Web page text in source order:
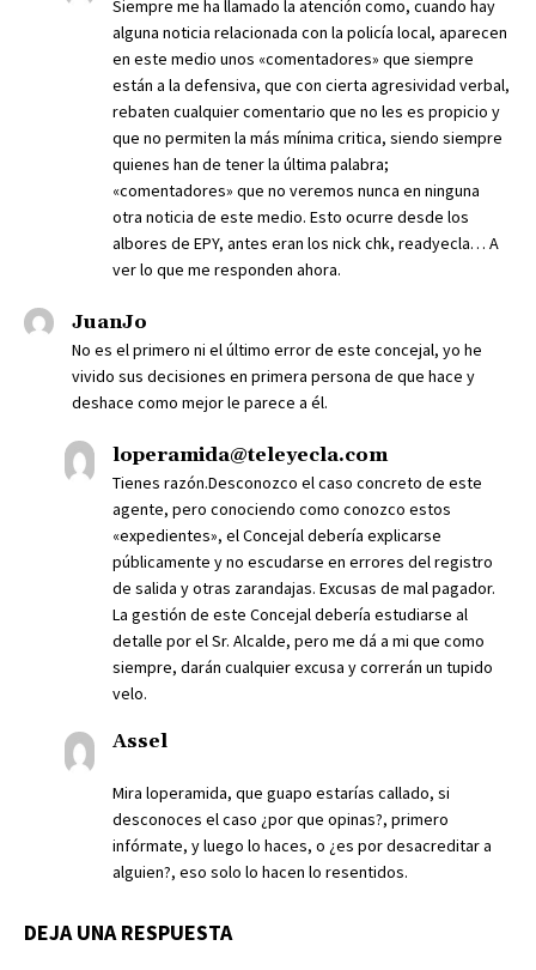
Siempre me ha llamado la atención como, cuando hay
alguna noticia relacionada con la policía local, aparecen
en este medio unos «comentadores» que siempre
están a la defensiva, que con cierta agresividad verbal,
rebaten cualquier comentario que no les es propicio y
que no permiten la más mínima critica, siendo siempre
quienes han de tener la última palabra;
«comentadores» que no veremos nunca en ninguna
otra noticia de este medio. Esto ocurre desde los
albores de EPY, antes eran los nick chk, readyecla… A
ver lo que me responden ahora.
JuanJo
No es el primero ni el último error de este concejal, yo he
vivido sus decisiones en primera persona de que hace y
deshace como mejor le parece a él.
loperamida@teleyecla.com
Tienes razón.Desconozco el caso concreto de este
agente, pero conociendo como conozco estos
«expedientes», el Concejal debería explicarse
públicamente y no escudarse en errores del registro
de salida y otras zarandajas. Excusas de mal pagador.
La gestión de este Concejal debería estudiarse al
detalle por el Sr. Alcalde, pero me dá a mi que como
siempre, darán cualquier excusa y correrán un tupido
velo.
Assel
Mira loperamida, que guapo estarías callado, si
desconoces el caso ¿por que opinas?, primero
infórmate, y luego lo haces, o ¿es por desacreditar a
alguien?, eso solo lo hacen lo resentidos.
DEJA UNA RESPUESTA